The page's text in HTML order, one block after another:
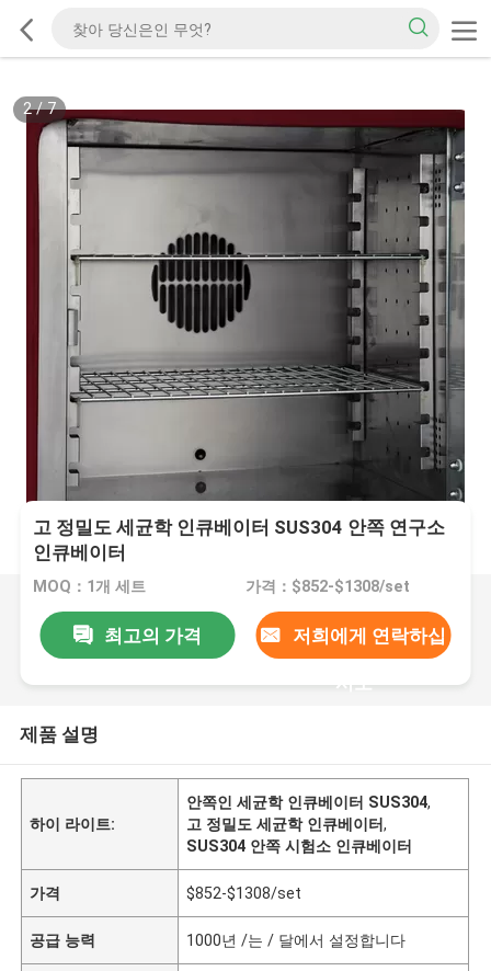
2/7
고 정밀도 세균학 인큐베이터 SUS304 안쪽 연구소
인큐베이터
MOQ：1개 세트 가격：$852-$1308/set
최고의 가격 저희에게 연락하십
시오
제품 설명
하이 라이트:
안쪽인 세균학 인큐베이터 SUS304,
고 정밀도 세균학 인큐베이터,
SUS304 안쪽 시험소 인큐베이터
가격 $852-$1308/set
공급 능력 1000년 /는 / 달에서 설정합니다